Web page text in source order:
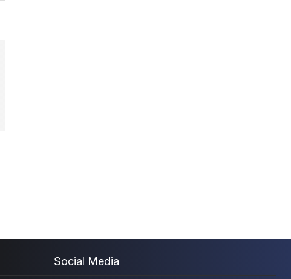
Social Media